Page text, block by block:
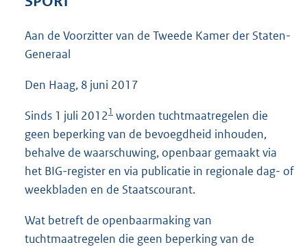
Aan de Voorzitter van de Tweede Kamer der Staten-
Generaal
Den Haag, 8 juni 2017
Sinds 1 juli 20121 worden tuchtmaatregelen die
geen beperking van de bevoegdheid inhouden,
behalve de waarschuwing, openbaar gemaakt via
het BIG-register en via publicatie in regionale dag- of
weekbladen en de Staatscourant.
Wat betreft de openbaarmaking van
tuchtmaatregelen die geen beperking van de